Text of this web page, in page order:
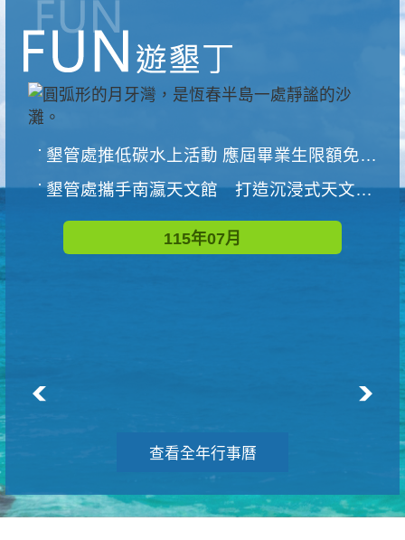
墾管處推低碳水上活動 應屆畢業生限額免費參加
墾管處攜手南瀛天文館 打造沉浸式天文探索營隊
115年07月
查看全年行事曆